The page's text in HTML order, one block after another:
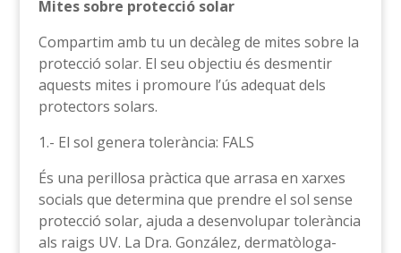
Mites sobre protecció solar
Compartim amb tu un decàleg de mites sobre la
protecció solar. El seu objectiu és desmentir
aquests mites i promoure l’ús adequat dels
protectors solars.
1.- El sol genera tolerància: FALS
És una perillosa pràctica que arrasa en xarxes
socials que determina que prendre el sol sense
protecció solar, ajuda a desenvolupar tolerància
als raigs UV. La Dra. González, dermatòloga-